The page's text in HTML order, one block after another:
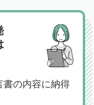
書の内容に納得